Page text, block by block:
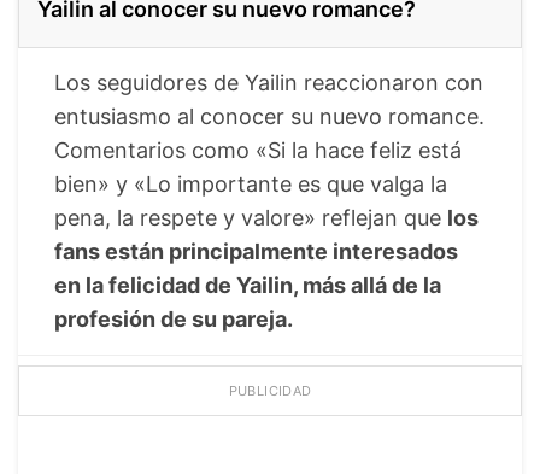
Yailin al conocer su nuevo romance?
Los seguidores de Yailin reaccionaron con
entusiasmo al conocer su nuevo romance.
Comentarios como «Si la hace feliz está
bien» y «Lo importante es que valga la
pena, la respete y valore» reflejan que los
fans están principalmente interesados
en la felicidad de Yailin, más allá de la
profesión de su pareja.
PUBLICIDAD